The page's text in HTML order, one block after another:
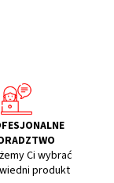
Ci wybrać
produkt